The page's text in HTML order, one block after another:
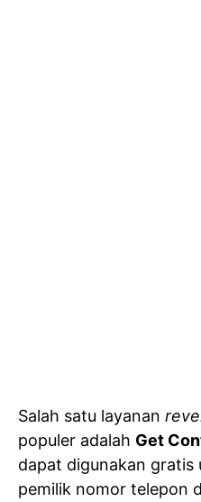
Salah satu layanan
populer adalah Get
dapat digunakan gratis
pemilik nomor telepon